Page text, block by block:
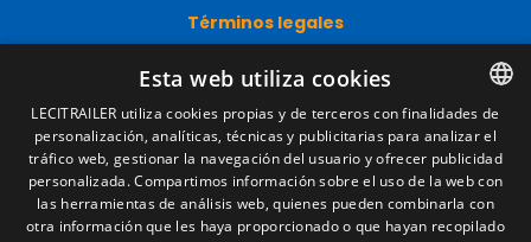
Términos legales
Política de privacidad
Política de cookies
Condiciones generales de venta
Gestionar cookies
Contacto
SPANISH
ENGLISH
FRENCH
Esta web utiliza cookies
LECITRAILER utiliza cookies propias y de terceros con finalidades de
personalización, analíticas, técnicas y publicitarias para analizar el
tráfico web, gestionar la navegación del usuario y ofrecer publicidad
personalizada. Compartimos información sobre el uso de la web con
las herramientas de análisis web, quienes pueden combinarla con
otra información que les haya proporcionado o que hayan recopilado